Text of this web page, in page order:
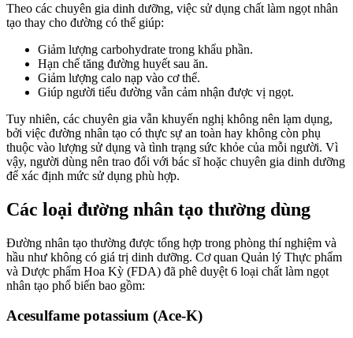
Theo các chuyên gia dinh dưỡng, việc sử dụng chất làm ngọt nhân
tạo thay cho đường có thể giúp:
Giảm lượng carbohydrate trong khẩu phần.
Hạn chế tăng đường huyết sau ăn.
Giảm lượng calo nạp vào cơ thể.
Giúp người tiểu đường vẫn cảm nhận được vị ngọt.
Tuy nhiên, các chuyên gia vẫn khuyến nghị không nên lạm dụng,
bởi việc đường nhân tạo có thực sự an toàn hay không còn phụ
thuộc vào lượng sử dụng và tình trạng sức khỏe của mỗi người. Vì
vậy, người dùng nên trao đổi với bác sĩ hoặc chuyên gia dinh dưỡng
để xác định mức sử dụng phù hợp.
Các loại đường nhân tạo thường dùng
Đường nhân tạo thường được tổng hợp trong phòng thí nghiệm và
hầu như không có giá trị dinh dưỡng. Cơ quan Quản lý Thực phẩm
và Dược phẩm Hoa Kỳ (FDA) đã phê duyệt 6 loại chất làm ngọt
nhân tạo phổ biến bao gồm:
Acesulfame potassium (Ace-K)